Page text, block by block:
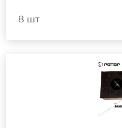
8 шт